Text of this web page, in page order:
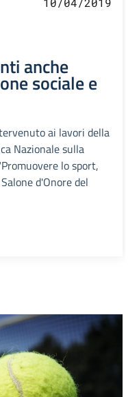
anche
sociale e
ai lavori della
Nazionale sulla
lo sport,
d'Onore del